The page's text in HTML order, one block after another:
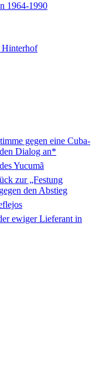
1964-1990
Hinterhof
gegen eine Cuba-
Dialog an*
Yucumã
zur „Festung
den Abstieg
ewiger Lieferant in